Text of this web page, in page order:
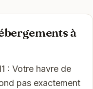
à
: Votre havre de
pas exactement